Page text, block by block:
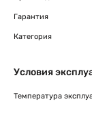
Гарантия
Категория
Условия
Температура